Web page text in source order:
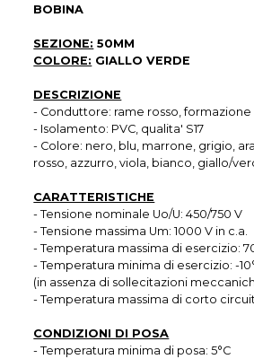
BOBINA
SEZIONE: 50MM
COLORE: GIALLO VERDE
DESCRIZIONE
- Conduttore: rame rosso, formazione
- Isolamento: PVC, qualita' S17
- Colore: nero, blu, marrone, grigio,
rosso, azzurro, viola, bianco, giallo/
CARATTERISTICHE
- Tensione nominale Uo/U: 450/750 V
- Tensione massima Um: 1000 V in c.a.
- Temperatura massima di esercizio:
- Temperatura minima di esercizio: -
(in assenza di sollecitazioni
- Temperatura massima di corto
CONDIZIONI DI POSA
- Temperatura minima di posa: 5°C